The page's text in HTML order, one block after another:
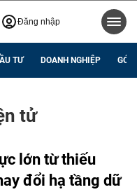
Đăng nhập
TƯ DOANH NGHIỆP GÓC
tử
lớn từ thiếu
đổi hạ tầng dữ